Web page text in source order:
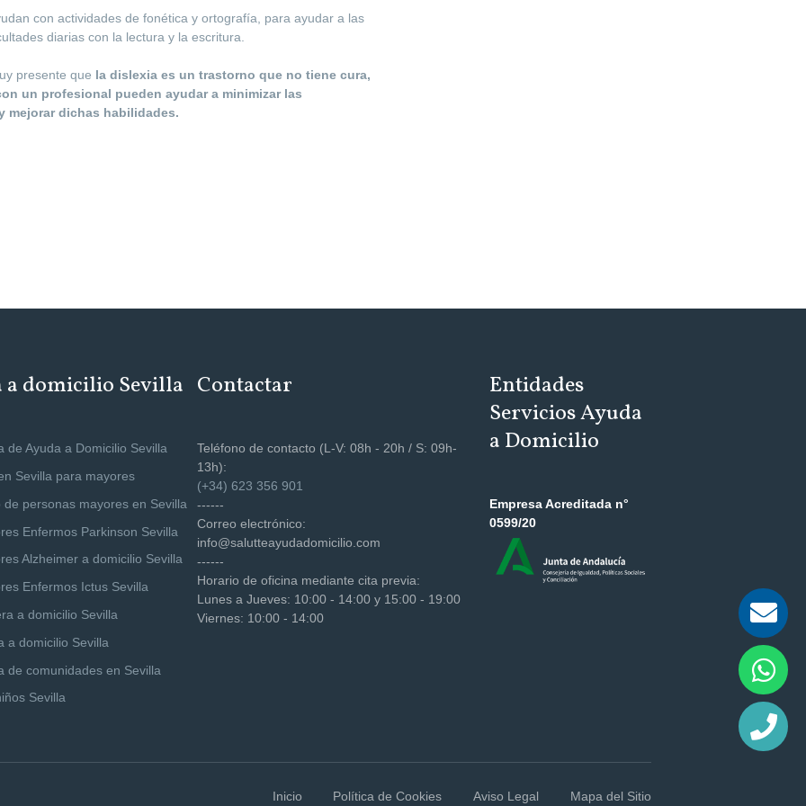
con actividades de fonética y ortografía, para ayudar a las
diarias con la lectura y la escritura.
presente que la dislexia es un trastorno que no tiene cura,
un profesional pueden ayudar a minimizar las
mejorar dichas habilidades.
a domicilio Sevilla
de Ayuda a Domicilio Sevilla
Sevilla para mayores
de personas mayores en Sevilla
Enfermos Parkinson Sevilla
Alzheimer a domicilio Sevilla
Enfermos Ictus Sevilla
a domicilio Sevilla
a domicilio Sevilla
de comunidades en Sevilla
Sevilla
Contactar
Teléfono de contacto (L-V: 08h - 20h / S: 09h-
13h):
(+34) 623 356 901
------
Correo electrónico:
info@salutteayudadomicilio.com
------
Horario de oficina mediante cita previa:
Lunes a Jueves: 10:00 - 14:00 y 15:00 - 19:00
Viernes: 10:00 - 14:00
Entidades
Servicios Ayuda
a Domicilio
Empresa Acreditada n°
0599/20
Inicio Política de Cookies Aviso Legal Mapa del Sitio